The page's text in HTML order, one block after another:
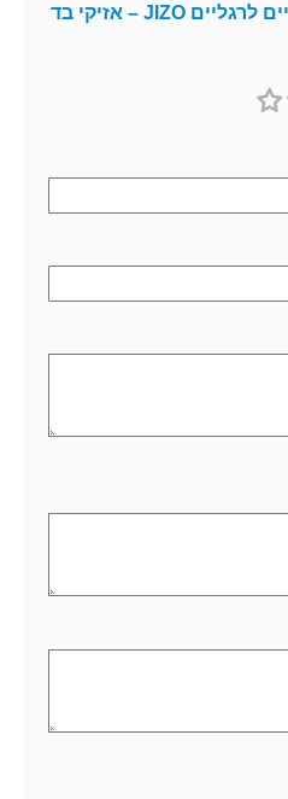
ערכת קשירה ידיים לרגליים JIZO – אזיקי בד